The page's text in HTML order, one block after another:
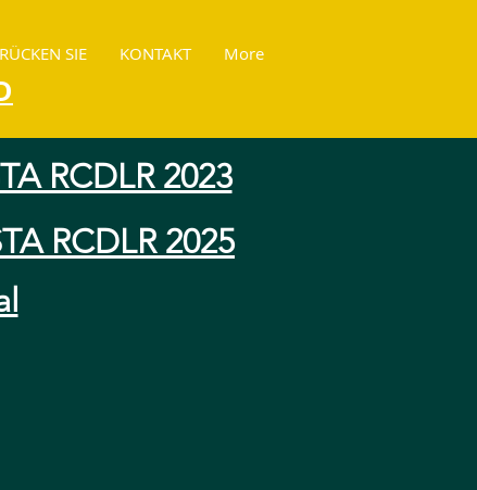
SIE KONTAKT More
RCDLR 2023
RCDLR 2025